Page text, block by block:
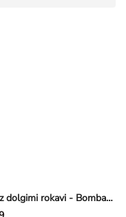
Bodi z dolgimi rokavi - Bombaž - bež